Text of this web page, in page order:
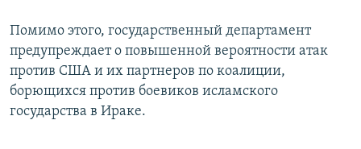
Помимо этого, государственный департамент
предупреждает о повышенной вероятности атак
против США и их партнеров по коалиции,
борющихся против боевиков исламского
государства в Ираке.